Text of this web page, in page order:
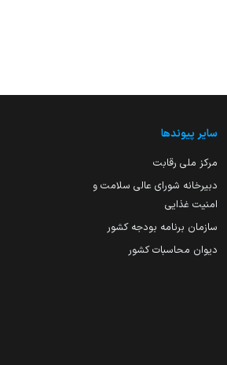
سایر پیوندها
مرکز ملی رقابت
دبیرخانه شورای عالی سلامت و
امنیت غذایی
سازمان برنامه بودجه کشور
دیوان محاسبات کشور